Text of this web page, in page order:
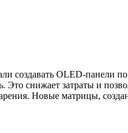
создавать OLED-панели
снижает затраты и
Новые матрицы,